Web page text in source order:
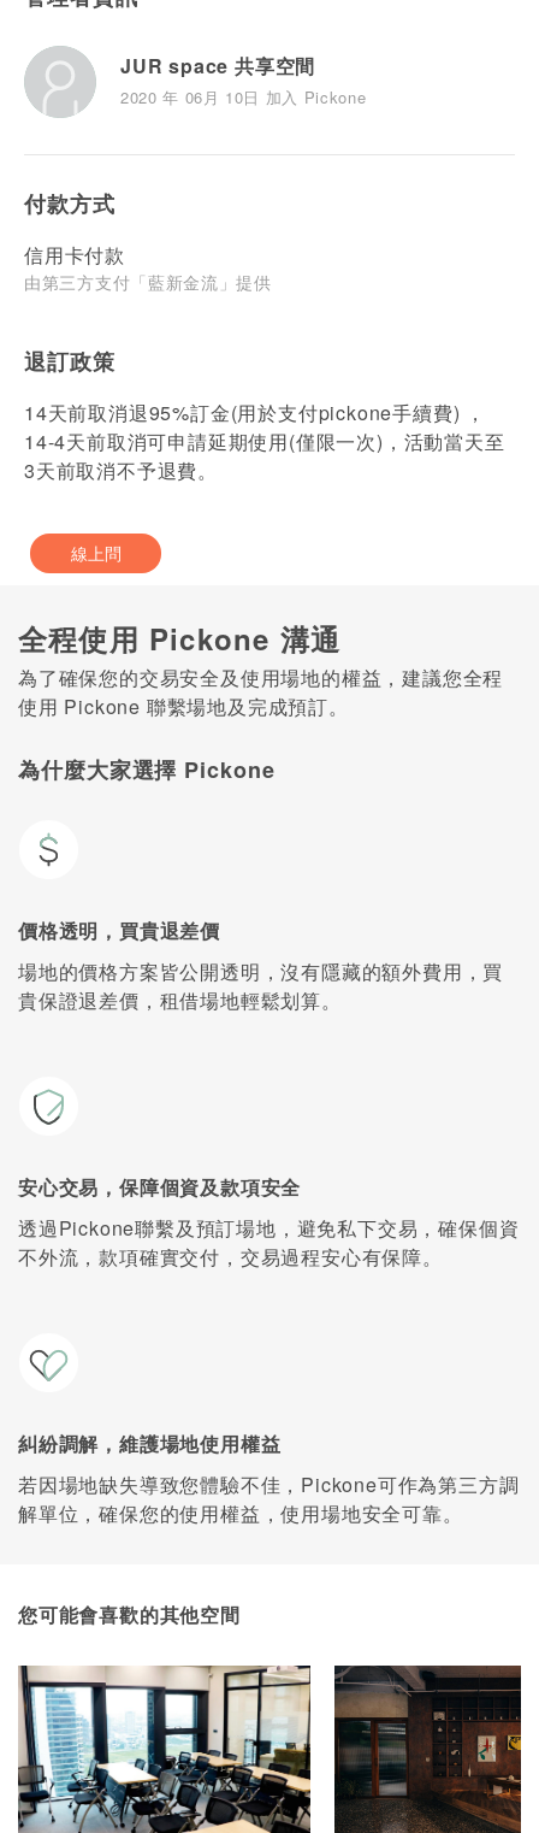
JUR space 共享空間
2020 年 06月 10日 加入 Pickone
付款方式
信用卡付款
由第三方支付「藍新金流」提供
退訂政策
14天前取消退95%訂金(用於支付pickone手續費) ，
14-4天前取消可申請延期使用(僅限一次)，活動當天至
3天前取消不予退費。
線上問
全程使用 Pickone 溝通
為了確保您的交易安全及使用場地的權益，建議您全程
使用 Pickone 聯繫場地及完成預訂。
為什麼大家選擇 Pickone
價格透明，買貴退差價
場地的價格方案皆公開透明，沒有隱藏的額外費用，買
貴保證退差價，租借場地輕鬆划算。
安心交易，保障個資及款項安全
透過Pickone聯繫及預訂場地，避免私下交易，確保個資
不外流，款項確實交付，交易過程安心有保障。
糾紛調解，維護場地使用權益
若因場地缺失導致您體驗不佳，Pickone可作為第三方調
解單位，確保您的使用權益，使用場地安全可靠。
您可能會喜歡的其他空間